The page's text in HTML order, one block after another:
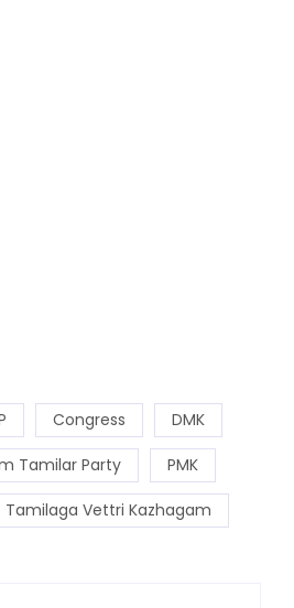
Congress DMK
Tamilar Party PMK
Tamilaga Vettri Kazhagam